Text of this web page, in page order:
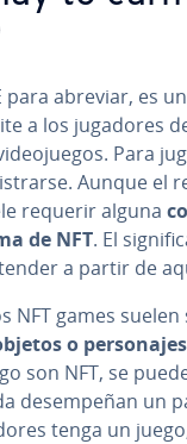
para abreviar, es
a los jugadores
Para
Aunque el
requerir alguna
de NFT. El
a partir de
NFT games
o
son NFT, se
de­sem­pe­ñan un
tenga un